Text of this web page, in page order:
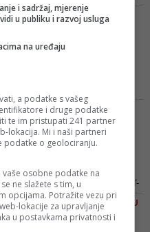
tvrdi agencija Srna
NAKON 12 GODINA EMISIJE
Dejan Kukrić napušta
"Konačno petak" i još nije poznato
hoće li Maja Miralem, osam
emisija do kraje sezone, ostati
sama u emisiji ili će neko
SINDIKAT BHRT-A PROTIV
RUKOVODSTVA
Nakon niza skandala
RTV ta...
Apelujemo menadžmentu BHRT-
a da u skladu sa svojim ovlastima
preduzme hitne mjere i promptno
pokrene postupak smjene
VIDEO/ KONGRES STRANKE U
MAJU OVE GODINE
i sadržaj, mjerenje
u publiku i razvoj usluga
na uređaju
a podatke s vašeg
i druge podatke
te im pristupati 241 partner
lokacija. Mi i naši partneri
podatke o geolociranju.
osobne podatke na
ne slažete s tim, u
opcijama. Potražite vezu pri
lokacije za upravljanje
u postavkama privatnosti i